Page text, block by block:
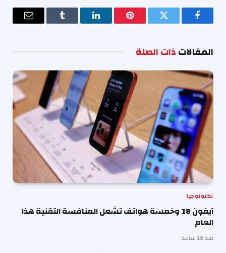
فيسبوك تويتر بينتيريستلينكدإن Tumblr
البريد
المقالاتذات الصلة
تكنولوجيا
آيفون 18 وخمسة هواتف تشعل المنافسة التقنية هذا
العام
منذ 19 ساعة